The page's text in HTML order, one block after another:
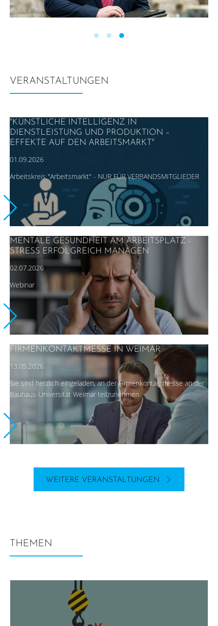
VERANSTALTUNGEN
"KÜNSTLICHE INTELLIGENZ IN
DIENSTLEISTUNG UND PRODUKTION –
EFFEKTE AUF DEN ARBEITSMARKT"
01.09.2026
Arbeitskreis "Arbeitsmarkt" - NUR FÜR VERBANDSMITGLIEDER
MENTALE GESUNDHEIT AM ARBEITSPLATZ -
STRESS ERFOLGREICH MANAGEN
02.07.2026
Webinar
FIRMENKONTAKTMESSE IN WEIMAR
13.05.2026
Sie sind herzlich eingeladen, an der Firmenkontaktmesse an der
Bauhaus-Universität Weimar teilzunehmen.
WEITERE VERANSTALTUNGEN
THEMEN